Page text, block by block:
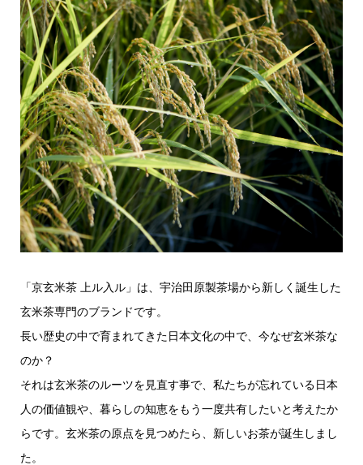
「京玄米茶 上ル入ル」は、宇治田原製茶場から新しく誕生した
玄米茶専門のブランドです。
長い歴史の中で育まれてきた日本文化の中で、今なぜ玄米茶な
のか？
それは玄米茶のルーツを見直す事で、私たちが忘れている日本
人の価値観や、暮らしの知恵をもう一度共有したいと考えたか
らです。玄米茶の原点を見つめたら、新しいお茶が誕生しまし
た。